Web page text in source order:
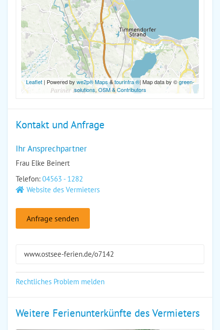
Leaflet| Powered by we2p® Maps&tourinfra ®| Map data by ©green-
solutions,OSM & Contributors
Kontakt und Anfrage
Ihr Ansprechpartner
Frau Elke Beinert
Telefon: 04563 - 1282
Website des Vermieters
Anfrage senden
www.ostsee-ferien.de/o7142
Rechtliches Problem melden
Weitere Ferienunterkünfte des Vermieters